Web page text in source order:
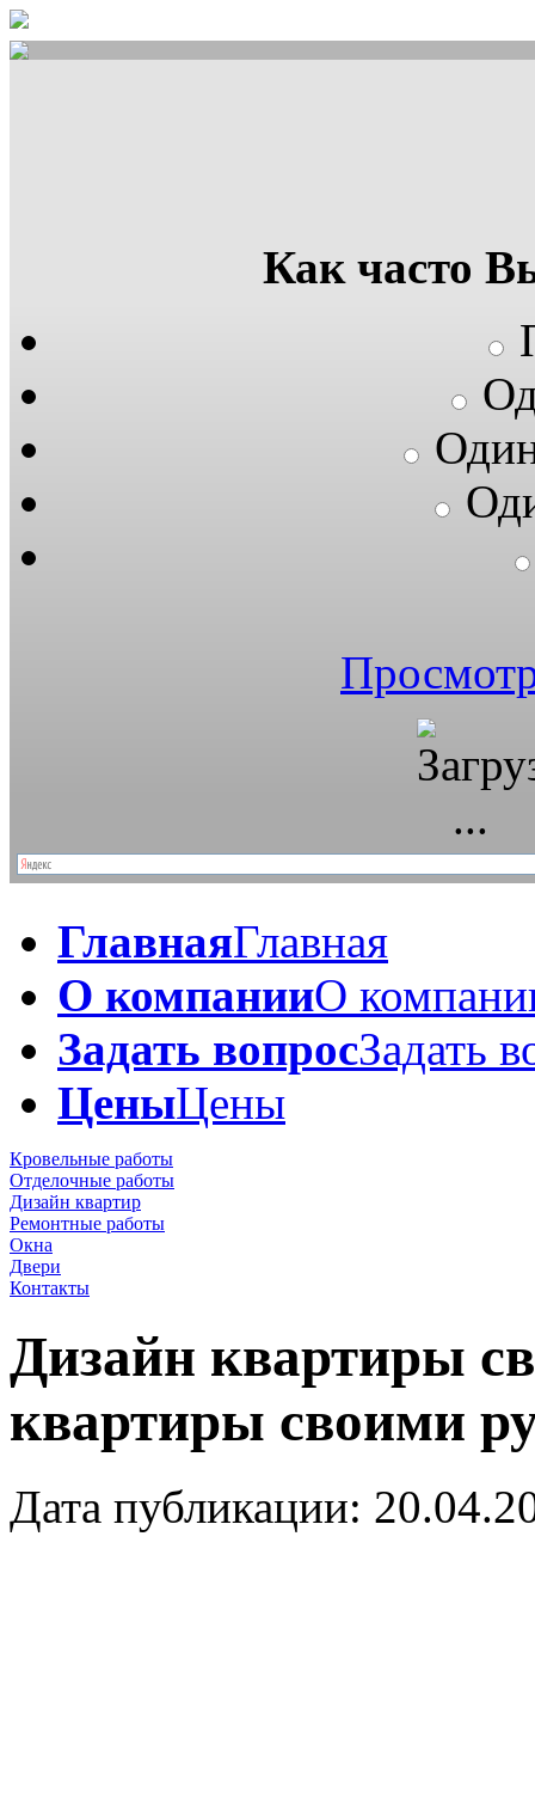
Как часто
ГлавнаяГлавная
О компанииО
Задать вопросЗадать
ЦеныЦены
Кровельные работы
Отделочные работы
Дизайн квартир
Ремонтные работы
Окна
Двери
Контакты
Дизайн квартиры
квартиры своими
Дата публикации: